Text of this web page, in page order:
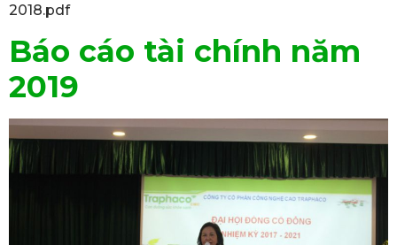
2018.pdf
Báo cáo tài chính năm
2019